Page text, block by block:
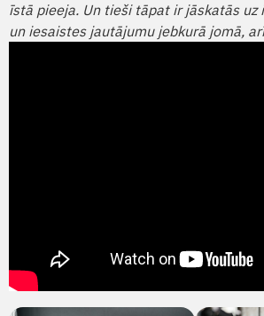
īstā pieeja. Un tieši tāpat ir jāskatās uz
un iesaistes jautājumu jebkurā jomā,